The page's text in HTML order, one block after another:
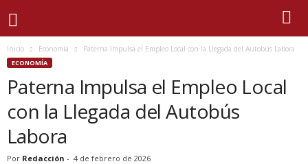
Inicio Economía Paterna Impulsa el Empleo Local con la Llegada del Autobús Labora
ECONOMÍA
Paterna Impulsa el Empleo Local
con la Llegada del Autobús
Labora
Por Redacción - 4 de febrero de 2026